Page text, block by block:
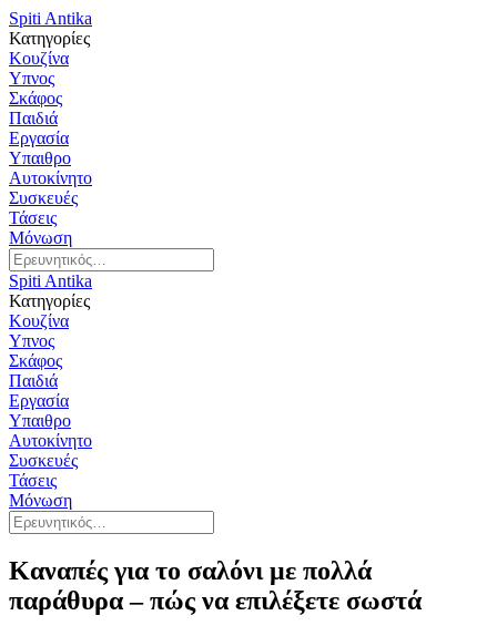
Spiti Antika
Κατηγορίες
Κουζίνα
Υπνος
Σκάφος
Παιδιά
Εργασία
Υπαιθρο
Αυτοκίνητο
Συσκευές
Τάσεις
Μόνωση
Spiti Antika
Κατηγορίες
Κουζίνα
Υπνος
Σκάφος
Παιδιά
Εργασία
Υπαιθρο
Αυτοκίνητο
Συσκευές
Τάσεις
Μόνωση
Καναπές για το σαλόνι με πολλά
παράθυρα – πώς να επιλέξετε σωστά